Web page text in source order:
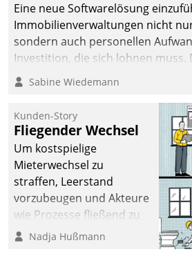
Eine neue Softwarelösung
Immobilienverwaltungen nicht
sondern auch personellen
Investition, die sich lohnen muss.
nachhaltige Optimierung der
dieses Ziel erreicht wird, sollten
Sabine Wiedemann
Kunden-Story
Fliegender Wechsel
Um kostspielige
Mieterwechsel zu
straffen, Leerstand
vorzubeugen und Akteure
wie Prozesse fließend zu
vernetzen, nutzt die
Nadja Hußmann